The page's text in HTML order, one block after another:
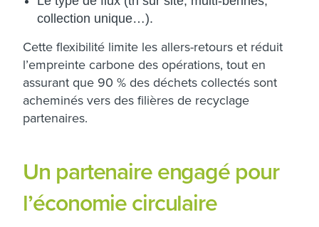
collection unique…).
Cette flexibilité limite les allers-retours et réduit
l’empreinte carbone des opérations, tout en
assurant que 90 % des déchets collectés sont
acheminés vers des filières de recyclage
partenaires.​
Un partenaire engagé pour
l’économie circulaire